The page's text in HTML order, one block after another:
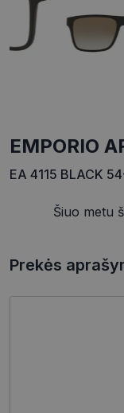
EMPORIO
EA 4115 BLACK
Šiuo metu
Prekės